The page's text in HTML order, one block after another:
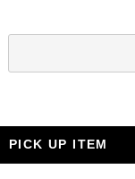
PICK UP ITEM